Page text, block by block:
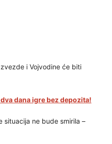
i Vojvodine će biti
dana igre bez depozita!
ne bude smirila –